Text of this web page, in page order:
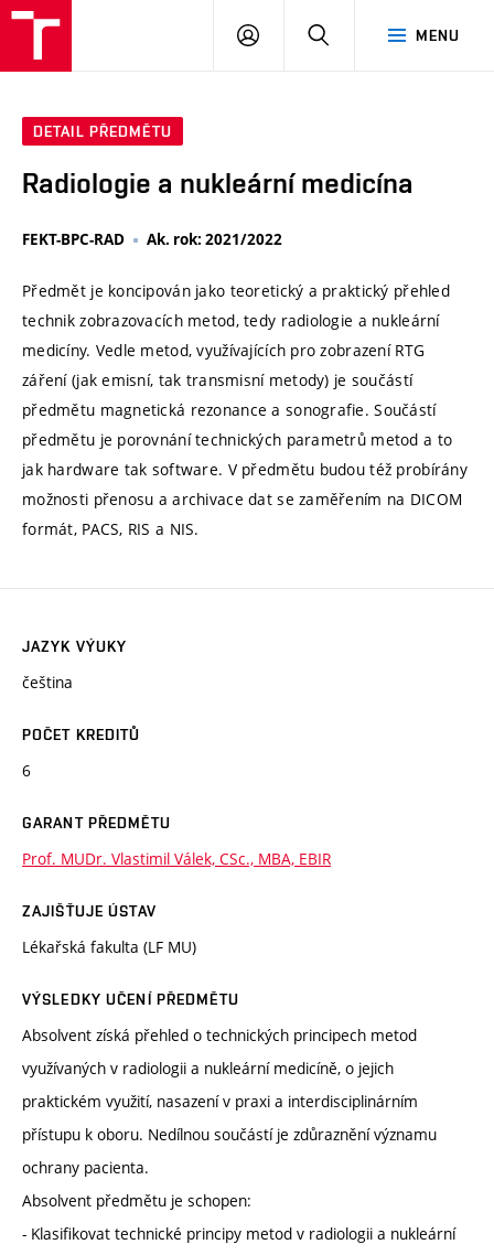
MENU
PŘIHLÁSIT
DETAIL PŘEDMĚTU
Radiologie a nukleární medicína
FEKT-BPC-RAD Ak. rok: 2021/2022
Předmět je koncipován jako teoretický a praktický přehled
technik zobrazovacích metod, tedy radiologie a nukleární
medicíny. Vedle metod, využívajících pro zobrazení RTG
záření (jak emisní, tak transmisní metody) je součástí
předmětu magnetická rezonance a sonografie. Součástí
předmětu je porovnání technických parametrů metod a to
jak hardware tak software. V předmětu budou též probírány
možnosti přenosu a archivace dat se zaměřením na DICOM
formát, PACS, RIS a NIS.
JAZYK VÝUKY
čeština
POČET KREDITŮ
6
GARANT PŘEDMĚTU
Prof. MUDr. Vlastimil Válek, CSc., MBA, EBIR
ZAJIŠŤUJE ÚSTAV
Lékařská fakulta (LF MU)
VÝSLEDKY UČENÍ PŘEDMĚTU
Absolvent získá přehled o technických principech metod
využívaných v radiologii a nukleární medicíně, o jejich
praktickém využití, nasazení v praxi a interdisciplinárním
přístupu k oboru. Nedílnou součástí je zdůraznění významu
ochrany pacienta.
Absolvent předmětu je schopen:
- Klasifikovat technické principy metod v radiologii a nukleární